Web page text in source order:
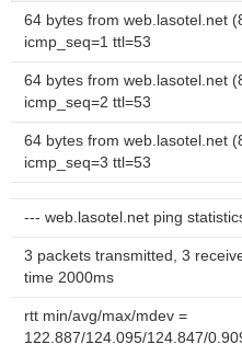
64 bytes from web.lasotel.net
icmp_seq=1 ttl=53
64 bytes from web.lasotel.net
icmp_seq=2 ttl=53
64 bytes from web.lasotel.net
icmp_seq=3 ttl=53
--- web.lasotel.net ping
3 packets transmitted, 3
time 2000ms
rtt min/avg/max/mdev =
122.887/124.095/124.847/